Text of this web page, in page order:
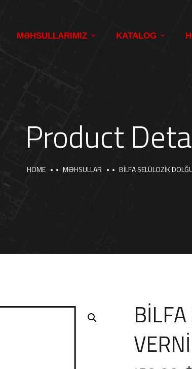
MƏHSULLARIMIZ KATALOG
Product
HOME MƏHSULLAR BİLFA SELÜLOZİK